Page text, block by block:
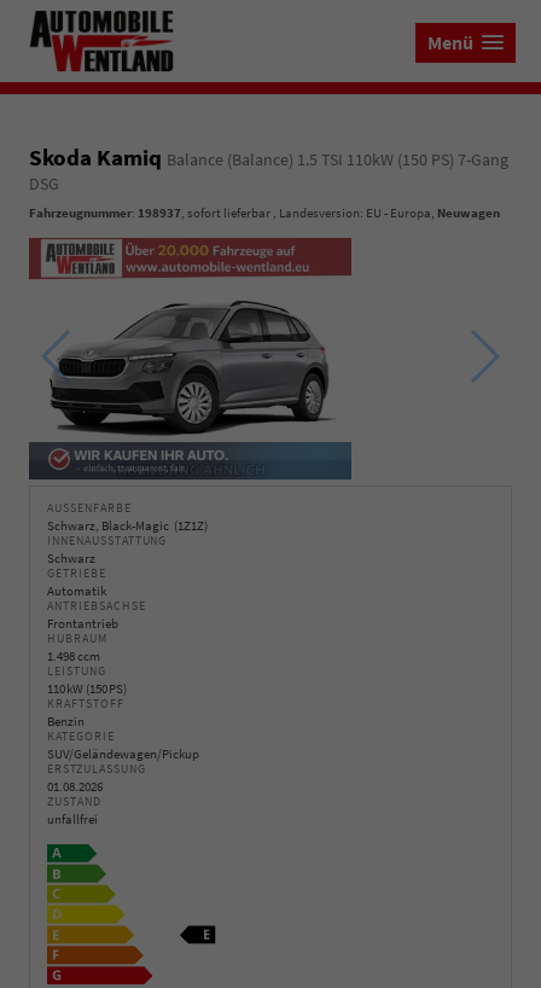
Menü
Skoda Kamiq Balance (Balance) 1.5 TSI 110kW (150 PS) 7-Gang
DSG
Fahrzeugnummer: 198937, sofort lieferbar , Landesversion: EU - Europa, Neuwagen
AUSSENFARBE
Schwarz, Black-Magic (1Z1Z)
INNENAUSSTATTUNG
Schwarz
GETRIEBE
Automatik
ANTRIEBSACHSE
Frontantrieb
HUBRAUM
1.498 ccm
LEISTUNG
110 kW (150 PS)
KRAFTSTOFF
Benzin
KATEGORIE
SUV/Geländewagen/Pickup
ERSTZULASSUNG
01.08.2026
ZUSTAND
unfallfrei